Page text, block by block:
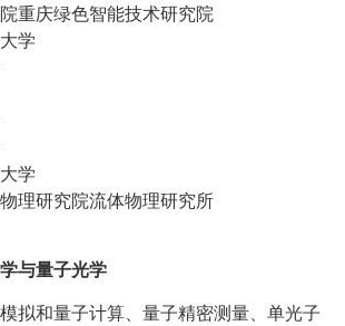
重庆绿色智能技术研究院
学
学
理研究院流体物理研究所
与量子光学
模拟和量子计算、量子精密测量、单光子